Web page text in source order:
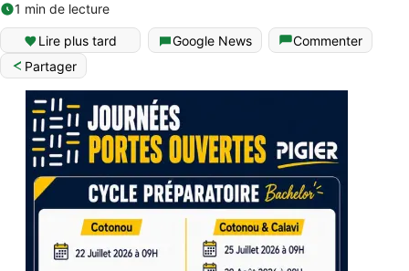
1 min de lecture
Lire plus tard Google News
Commenter
Partager